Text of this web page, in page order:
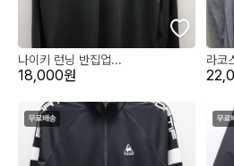
나이키 런닝 반집업...
18,000원
라코